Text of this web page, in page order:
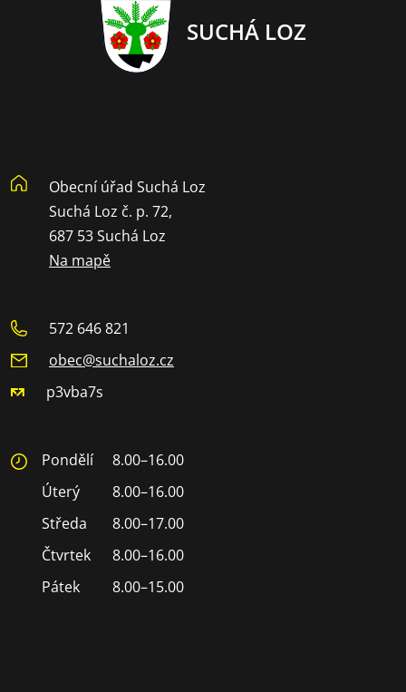
SUCHÁ LOZ
Obecní úřad Suchá Loz
Suchá Loz č. p. 72,
687 53 Suchá Loz
Na mapě
572 646 821
obec@suchaloz.cz
p3vba7s
Pondělí
8.00–16.00
Úterý
8.00–16.00
Středa
8.00–17.00
Čtvrtek
8.00–16.00
Pátek
8.00–15.00